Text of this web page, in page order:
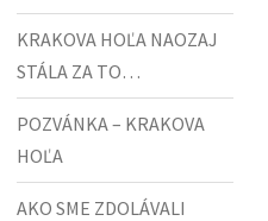
KRAKOVA HOĽA NAOZAJ
STÁLA ZA TO…
POZVÁNKA – KRAKOVA
HOĽA
AKO SME ZDOLÁVALI